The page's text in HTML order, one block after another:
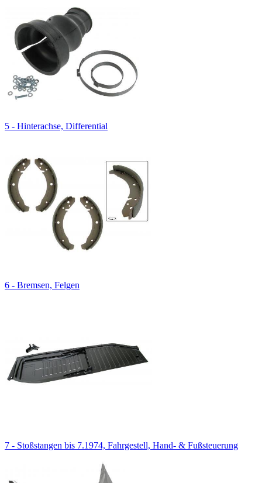
5 - Hinterachse, Differential
6 - Bremsen, Felgen
7 - Stoßstangen bis 7.1974, Fahrgestell, Hand- & Fußsteuerung